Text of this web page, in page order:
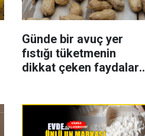
Günde bir avuç yer
fıstığı tüketmenin
dikkat çeken faydaları: